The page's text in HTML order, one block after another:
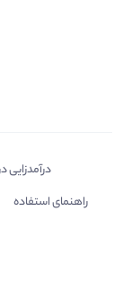
درآمدزایی
راهنمای استفاده